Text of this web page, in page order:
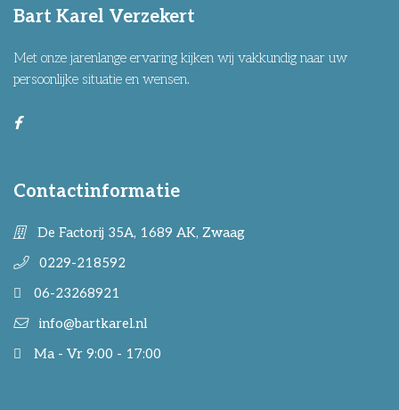
Bart Karel Verzekert
Met onze jarenlange ervaring kijken wij vakkundig naar uw
persoonlijke situatie en wensen.
Contactinformatie
De Factorij 35A, 1689 AK, Zwaag
0229-218592
06-23268921
info@bartkarel.nl
Ma - Vr 9:00 - 17:00